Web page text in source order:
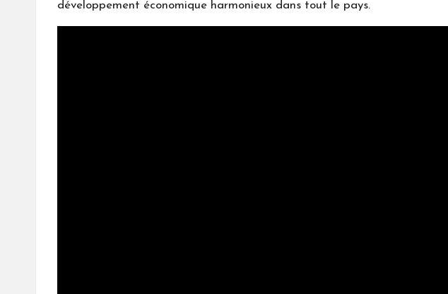
développement économique harmonieux dans tout le pays.